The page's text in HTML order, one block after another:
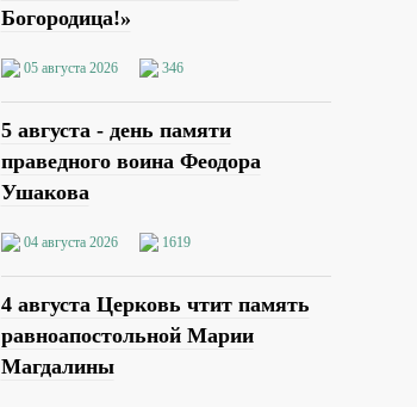
Богородица!»
05 августа 2026 346
5 августа - день памяти
праведного воина Феодора
Ушакова
04 августа 2026 1619
4 августа Церковь чтит память
равноапостольной Марии
Магдалины